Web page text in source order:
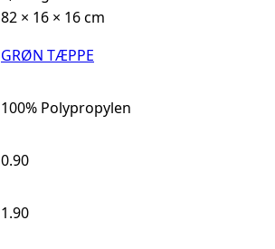
82 × 16 × 16 cm
GRØN TÆPPE
100% Polypropylen
0.90
1.90